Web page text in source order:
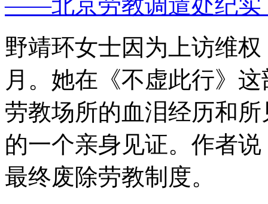
——北京劳教调遣处纪实
野靖环女士因为上访维
月。她在《不虚此行》
劳教场所的血泪经历和
的一个亲身见证。作者
最终废除劳教制度。